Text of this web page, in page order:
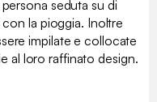
seduta su di
la pioggia. Inoltre
impilate e collocate
al loro raffinato design.